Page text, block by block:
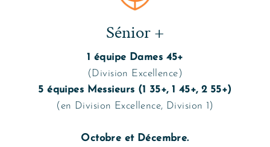
Sénior +
1 équipe Dames 45+
(Division Excellence)
5 équipes Messieurs (1 35+, 1 45+, 2 55+)
(en Division Excellence, Division 1)
Octobre et Décembre.